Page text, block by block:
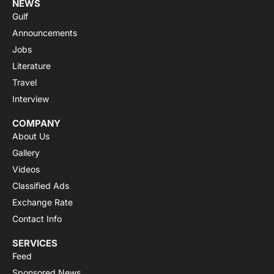
NEWS
Gulf
Announcements
Jobs
Literature
Travel
Interview
COMPANY
About Us
Gallery
Videos
Classified Ads
Exchange Rate
Contact Info
SERVICES
Feed